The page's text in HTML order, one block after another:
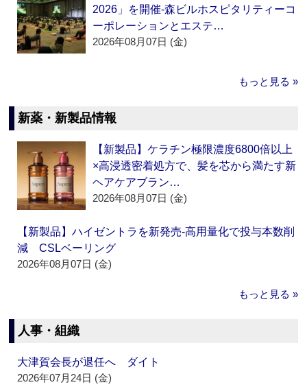
2026」を開催‐森ビルホスピタリティーコ
ーポレーションとエステ…
2026年08月07日 (金)
もっと見る »
新薬・新製品情報
【新製品】ケラチン極限濃度6800倍以上
×高浸透密着処方で、髪を芯から満たす新
ヘアケアブラン…
2026年08月07日 (金)
【新製品】ハイゼントラを新発売‐高用量化で投与本数削
減 CSLベーリング
2026年08月07日 (金)
もっと見る »
人事・組織
大津賀会長が退任へ ダイト
2026年07月24日 (金)